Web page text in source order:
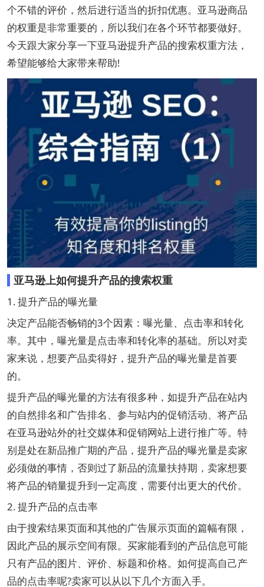
个不错的评价，然后进行适当的折扣优惠。亚马逊商品
的权重是非常重要的，所以我们在各个环节都要做好。
今天跟大家分享一下亚马逊提升产品的搜索权重方法，
希望能够给大家带来帮助!
亚马逊上如何提升产品的搜索权重
1. 提升产品的曝光量
决定产品能否畅销的3个因素：曝光量、点击率和转化
率。其中，曝光量是点击率和转化率的基础。所以对卖
家来说，想要产品卖得好，提升产品的曝光量是首要
的。
提升产品的曝光量的方法有很多种，如提升产品在站内
的自然排名和广告排名、参与站内的促销活动、将产品
在亚马逊站外的社交媒体和促销网站上进行推广等。特
别是处在新品推广期的产品，提升产品的曝光量是卖家
必须做的事情，否则过了新品的流量扶持期，卖家想要
将产品的销量提升到一定高度，需要付出更大的代价。
2. 提升产品的点击率
由于搜索结果页面和其他的广告展示页面的篇幅有限，
因此产品的展示空间有限。买家能看到的产品信息可能
只有产品的图片、评价、标题和价格。如何提高自己产
品的点击率呢?卖家可以从以下几个方面入手。